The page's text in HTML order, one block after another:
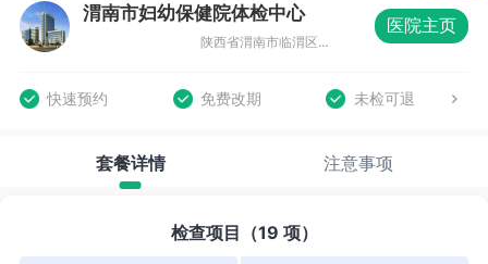
渭南市妇幼保健院体检中心
陕西省渭南市临渭区东风大街中段114号（12楼）
医院主页
快速预约 免费改期 未检可退
套餐详情 注意事项
检查项目（19 项）